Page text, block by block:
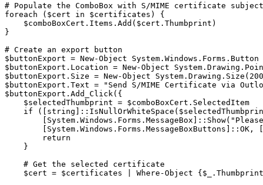
# Populate the ComboBox with S/MIME certificate
foreach ($cert in $certificates) {
    $comboBoxCert.Items.Add($cert.Thumbprint)
}
# Create an export button
$buttonExport = New-Object System.Windows.Forms.Button
$buttonExport.Location = New-Object
$buttonExport.Size = New-Object
$buttonExport.Text = "Send S/MIME Certificate via
$buttonExport.Add_Click({
    $selectedThumbprint = $comboBoxCert.SelectedItem
if
[System.Windows.Forms.MessageBoxButtons]::OK,
        return
    }
    # Get the selected certificate
$cert = $certificates | Where-Object